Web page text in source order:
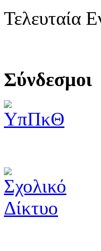
Τελευταία
Σύνδεσμοι